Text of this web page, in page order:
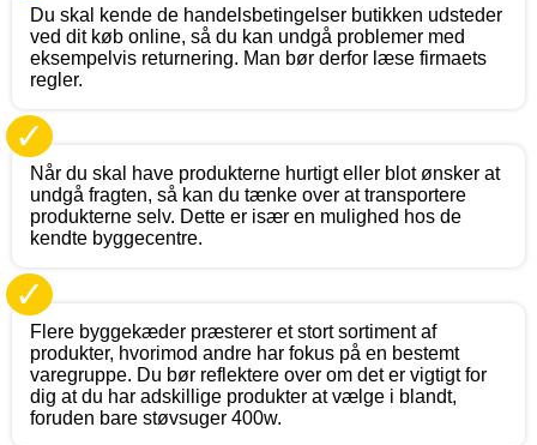
Du skal kende de handelsbetingelser butikken udsteder
ved dit køb online, så du kan undgå problemer med
eksempelvis returnering. Man bør derfor læse firmaets
regler.
✓
Når du skal have produkterne hurtigt eller blot ønsker at
undgå fragten, så kan du tænke over at transportere
produkterne selv. Dette er især en mulighed hos de
kendte byggecentre.
✓
Flere byggekæder præsterer et stort sortiment af
produkter, hvorimod andre har fokus på en bestemt
varegruppe. Du bør reflektere over om det er vigtigt for
dig at du har adskillige produkter at vælge i blandt,
foruden bare støvsuger 400w.